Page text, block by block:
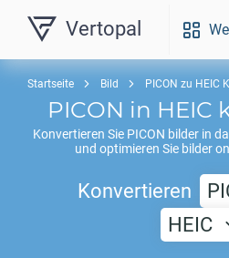
Vertopal
Startseite Bild PICON zu HEIC
PICON in HEIC
Konvertieren Sie PICON bilder in
und optimieren Sie bilder
Konvertieren
HEIC